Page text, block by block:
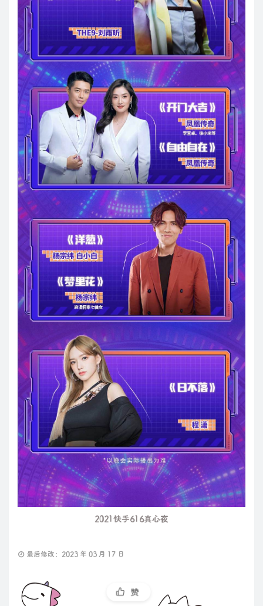
2021快手616真心夜
最后修改：2023 年 03 月 17 日
赞